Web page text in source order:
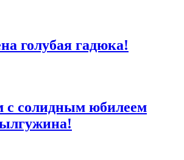
голубая гадюка!
с солидным юбилеем